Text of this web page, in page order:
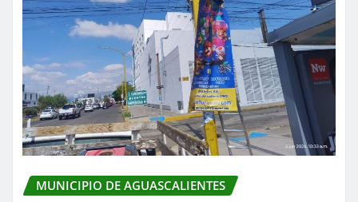
MUNICIPIO DE AGUASCALIENTES